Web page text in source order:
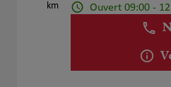
km
Ouvert 09:00 -